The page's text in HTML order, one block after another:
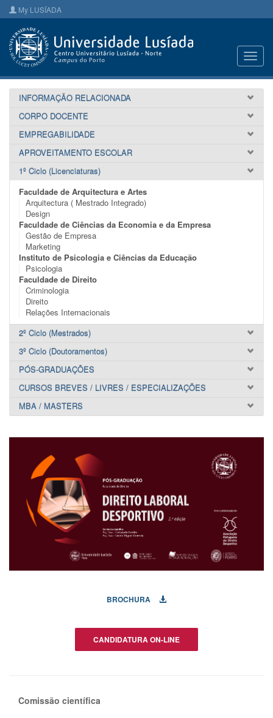
My LUSÍADA
INFORMAÇÃO RELACIONADA
CORPO DOCENTE
EMPREGABILIDADE
APROVEITAMENTO ESCOLAR
1º Ciclo (Licenciaturas)
Faculdade de Arquitectura e Artes
Arquitectura ( Mestrado Integrado)
Design
Faculdade de Ciências da Economia e da Empresa
Gestão de Empresa
Marketing
Instituto de Psicologia e Ciências da Educação
Psicologia
Faculdade de Direito
Criminologia
Direito
Relações Internacionais
2º Ciclo (Mestrados)
3º Ciclo (Doutoramentos)
PÓS-GRADUAÇÕES
CURSOS BREVES / LIVRES / ESPECIALIZAÇÕES
MBA / MASTERS
BROCHURA
CANDIDATURA ON-LINE
Comissão científica